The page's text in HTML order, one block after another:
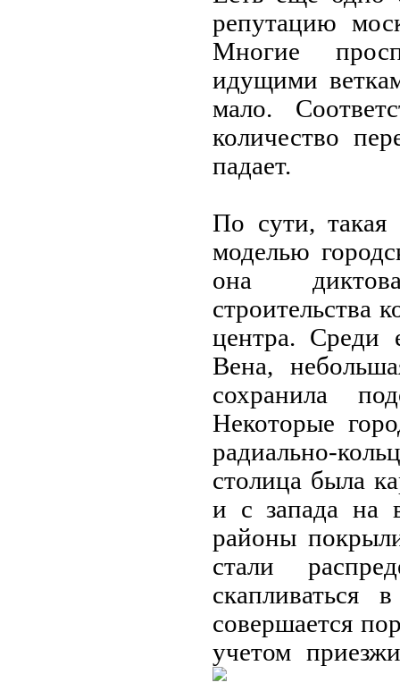
репутацию
Многие
идущими
мало.
количество
падает.
По сути, такая
моделью
она
строительства
центра. Среди
Вена,
сохранила
Некоторые
радиально-
столица была
и с запада на
районы
стали
совершается
учетом